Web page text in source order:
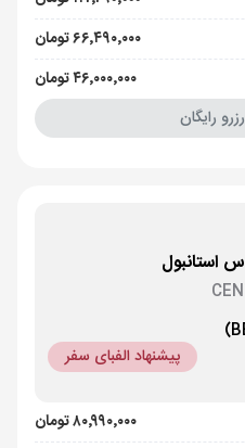
۶۶٬۴۹۰٬۰۰۰ تومان
۴۶٬۰۰۰٬۰۰۰ تومان
رایگان
استانبول
پیشنهاد الفبای سفر
۸۰٬۹۹۰٬۰۰۰ تومان